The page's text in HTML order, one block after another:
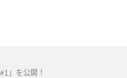
」を公開！